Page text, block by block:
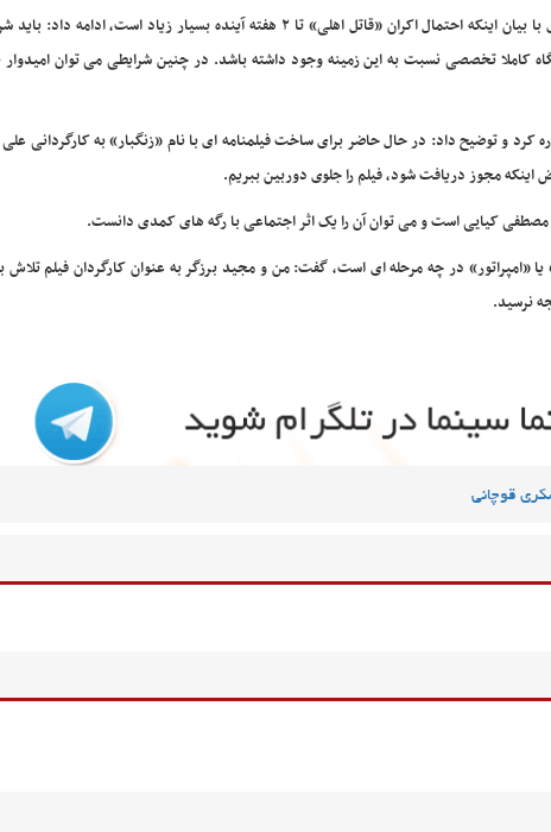
وی با بیان اینکه احتمال اکران «قاتل اهلی» تا ۲ هفته آینده بسیار زیاد است، ادامه داد:
کاملا تخصصی نسبت به این زمینه وجود داشته باشد. در چنین شرایطی می توان امیدوار
و توضیح داد: در حال حاضر برای ساخت فیلمنامه ای با نام «زنگبار» به کارگردانی علی
مجوز دریافت شود، فیلم را جلوی دوربین ببریم.
کیایی است و می توان آن را یک اثر اجتماعی با رگه های کمدی دانست.
«امپراتور» در چه مرحله ای است، گفت: من و مجید برزگر به عنوان کارگردان فیلم تلاش
نرسید.
قوچانی